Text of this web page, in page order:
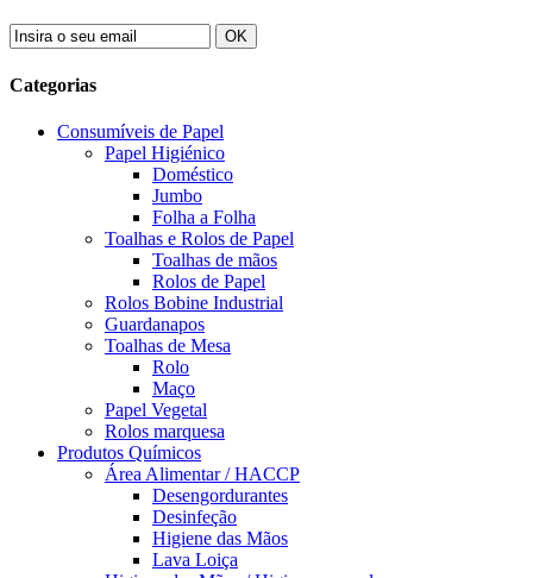
OK
Categorias
Consumíveis de Papel
Papel Higiénico
Doméstico
Jumbo
Folha a Folha
Toalhas e Rolos de Papel
Toalhas de mãos
Rolos de Papel
Rolos Bobine Industrial
Guardanapos
Toalhas de Mesa
Rolo
Maço
Papel Vegetal
Rolos marquesa
Produtos Químicos
Área Alimentar / HACCP
Desengordurantes
Desinfeção
Higiene das Mãos
Lava Loiça